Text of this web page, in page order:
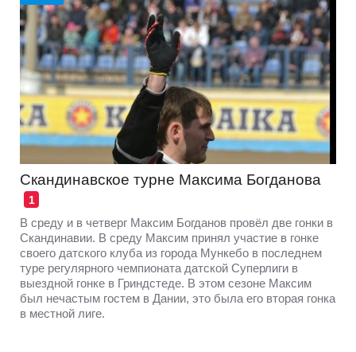
Скандинавское турне Максима Богданова
1
В среду и в четверг Максим Богданов провёл две гонки в
Скандинавии. В среду Максим принял участие в гонке
своего датского клуба из города Мункебо в последнем
туре регулярного чемпионата датской Суперлиги в
выездной гонке в Гриндстеде. В этом сезоне Максим
был нечастым гостем в Дании, это была его вторая гонка
в местной лиге.